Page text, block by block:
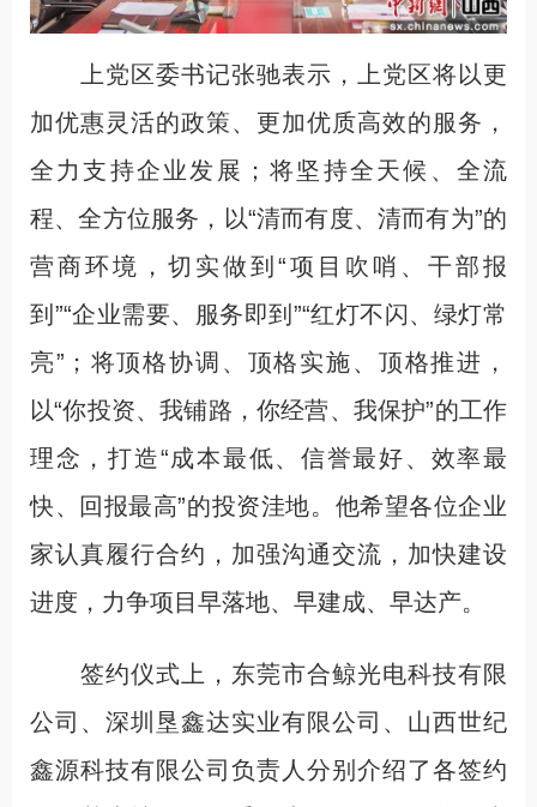
上党区委书记张驰表示，上党区将以更
加优惠灵活的政策、更加优质高效的服务，
全力支持企业发展；将坚持全天候、全流
程、全方位服务，以“清而有度、清而有为”的
营商环境，切实做到“项目吹哨、干部报
到”“企业需要、服务即到”“红灯不闪、绿灯常
亮”；将顶格协调、顶格实施、顶格推进，
以“你投资、我铺路，你经营、我保护”的工作
理念，打造“成本最低、信誉最好、效率最
快、回报最高”的投资洼地。他希望各位企业
家认真履行合约，加强沟通交流，加快建设
进度，力争项目早落地、早建成、早达产。
签约仪式上，东莞市合鲸光电科技有限
公司、深圳垦鑫达实业有限公司、山西世纪
鑫源科技有限公司负责人分别介绍了各签约